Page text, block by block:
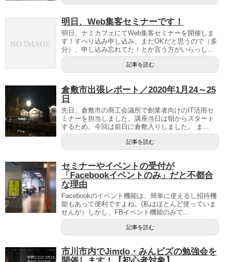
明日、Web集客セミナーです！
明日、ナミカフェにてWeb集客セミナーを開催しま
す！すべり込み申し込み、まだOKだと思うので（多
分）、申し込み忘れてた！とか言う方がいらっし...
記事を読む
倉敷市出張レポート／2020年1月24～25
日
先日、倉敷市の商工会議所で創業者向けのIT活用セ
ミナーを担当しました。講座当日は朝からスタート
するため、今回は前日に倉敷入りしました。 ま...
記事を読む
セミナーやイベントの受付が
「Facebookイベントのみ」だと不都合
な理由
Facebookのイベント機能は、簡単に使えるし招待機
能もあって便利ですよね。(私はほとんど使っていま
せんが）しかし、FBイベント機能のみで...
記事を読む
市川市内でJimdo・みんビズの勉強会を